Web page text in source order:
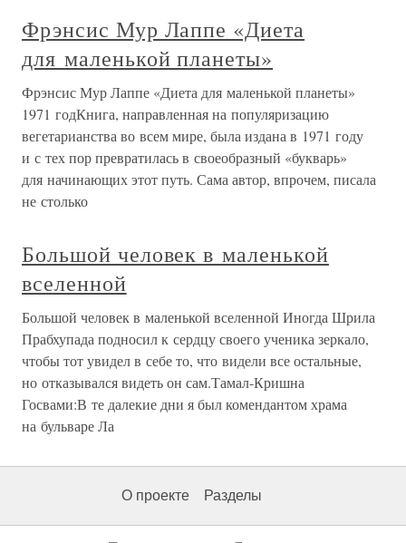
Фрэнсис Мур Лаппе «Диета
для маленькой планеты»
Фрэнсис Мур Лаппе «Диета для маленькой планеты»
1971 годКнига, направленная на популяризацию
вегетарианства во всем мире, была издана в 1971 году
и с тех пор превратилась в своеобразный «букварь»
для начинающих этот путь. Сама автор, впрочем, писала
не столько
Большой человек в маленькой
вселенной
Большой человек в маленькой вселенной Иногда Шрила
Прабхупада подносил к сердцу своего ученика зеркало,
чтобы тот увидел в себе то, что видели все остальные,
но отказывался видеть он сам.Тамал-Кришна
Госвами:В те далекие дни я был комендантом храма
на бульваре Ла
О проекте Разделы